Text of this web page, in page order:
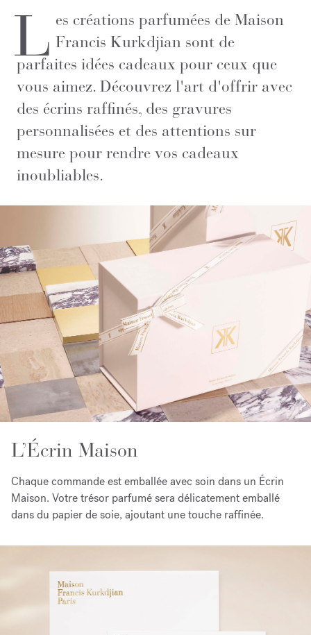
L es créations parfumées de Maison
Francis Kurkdjian sont de
parfaites idées cadeaux pour ceux que
vous aimez. Découvrez l'art d'offrir avec
des écrins raffinés, des gravures
personnalisées et des attentions sur
mesure pour rendre vos cadeaux
inoubliables.
L’Écrin Maison
Chaque commande est emballée avec soin dans un Écrin
Maison. Votre trésor parfumé sera délicatement emballé
dans du papier de soie, ajoutant une touche raffinée.